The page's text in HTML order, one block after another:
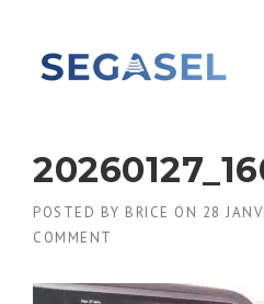
content
POSTED BY BRICE ON 28
COMMENT